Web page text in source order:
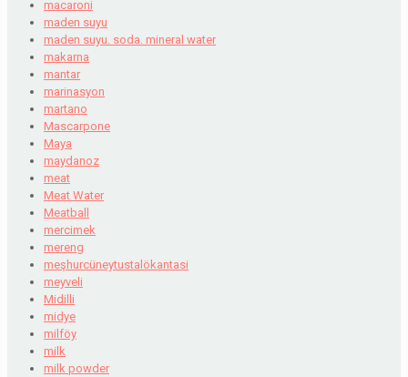
macaroni
maden suyu
maden suyu. soda. mineral water
makarna
mantar
marinasyon
martano
Mascarpone
Maya
maydanoz
meat
Meat Water
Meatball
mercimek
mereng
meşhurcüneytustalökantasi
meyveli
Midilli
midye
milföy
milk
milk powder